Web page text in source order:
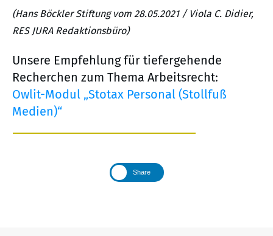
(Hans Böckler Stiftung vom 28.05.2021 / Viola C. Didier,
RES JURA Redaktionsbüro)
Unsere Empfehlung für tiefergehende
Recherchen zum Thema Arbeitsrecht:
Owlit-Modul „Stotax Personal (Stollfuß
Medien)“
Share